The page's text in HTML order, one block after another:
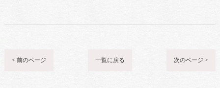
< 前のページ 一覧に戻る 次のページ >